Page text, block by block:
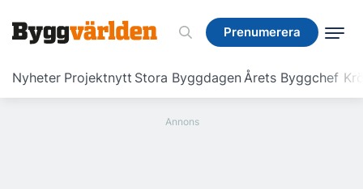
Prenumerera
Nyheter Projektnytt Stora ByggdagenÅrets Byggchef
Prenumerera